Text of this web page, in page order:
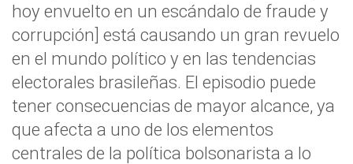
hoy envuelto en un escándalo de fraude y
corrupción] está causando un gran revuelo
en el mundo político y en las tendencias
electorales brasileñas. El episodio puede
tener consecuencias de mayor alcance, ya
que afecta a uno de los elementos
centrales de la política bolsonarista a lo